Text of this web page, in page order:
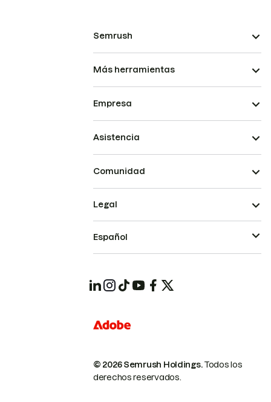
Semrush
Más herramientas
Empresa
Asistencia
Comunidad
© 2026 Semrush Holdings.Todos los
derechos reservados.
Legal
Español